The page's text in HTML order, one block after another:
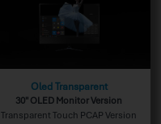
Oled Transparent
30″ OLED Monitor Version
Transparent Touch PCAP Version